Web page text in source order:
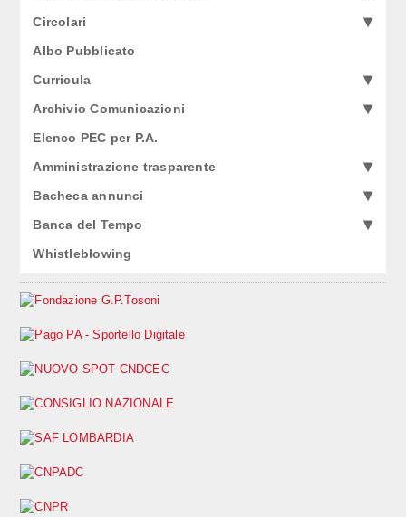
Circolari
Albo Pubblicato
Curricula
Archivio Comunicazioni
Elenco PEC per P.A.
Amministrazione trasparente
Bacheca annunci
Banca del Tempo
Whistleblowing